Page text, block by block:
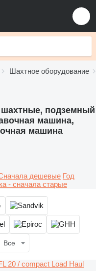
Шахтное оборудование
шахтные, подземный
машина,
машина
дешевые Год
- сначала старые
Все